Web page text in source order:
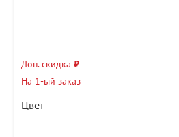
Доп. скидка ₽
На 1-ый заказ
Цвет